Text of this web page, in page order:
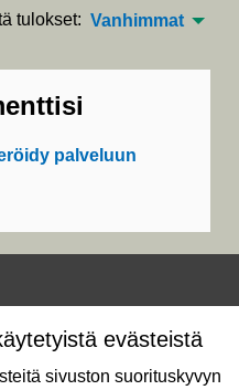
evästeistä
sivuston suorituskyvyn
tulokset: Vanhimmat
palveluun